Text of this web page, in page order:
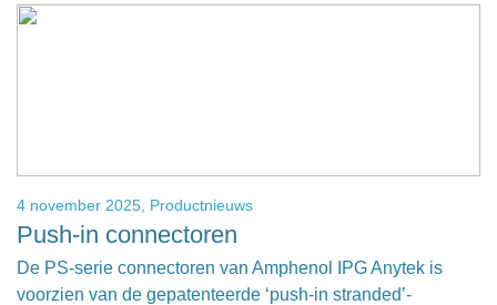
4 november 2025, Productnieuws
Push-in connectoren
De PS-serie connectoren van Amphenol IPG Anytek is
voorzien van de gepatenteerde ‘push-in stranded’-